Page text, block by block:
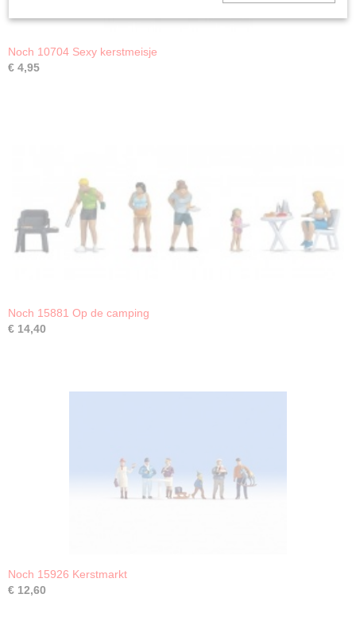
Noch 10704 Sexy kerstmeisje
€ 4,95
Noch 15881 Op de camping
€ 14,40
Noch 15926 Kerstmarkt
€ 12,60